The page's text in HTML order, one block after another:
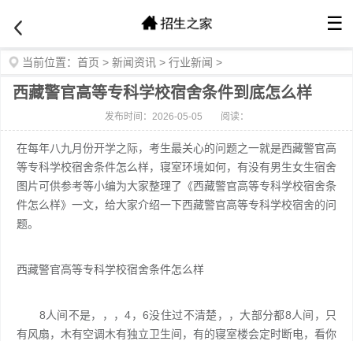
☰
当前位置： 首页 > 新闻资讯 > 行业新闻 >
西藏警官高等专科学校宿舍条件到底怎么样
发布时间：2026-05-05 阅读：
在每年八九月份开学之际，考生最关心的问题之一就是西藏警官高
等专科学校宿舍条件怎么样，寝室环境如何，有没有男生女生宿舍
图片可供参考等小编为大家整理了《西藏警官高等专科学校宿舍条
件怎么样》一文，给大家介绍一下西藏警官高等专科学校宿舍的问
题。
西藏警官高等专科学校宿舍条件怎么样
8人间不是，，，4，6没住过不清楚，，大部分都8人间，只
有风扇，木有空调木有独立卫生间，有的寝室楼会定时断电，看你